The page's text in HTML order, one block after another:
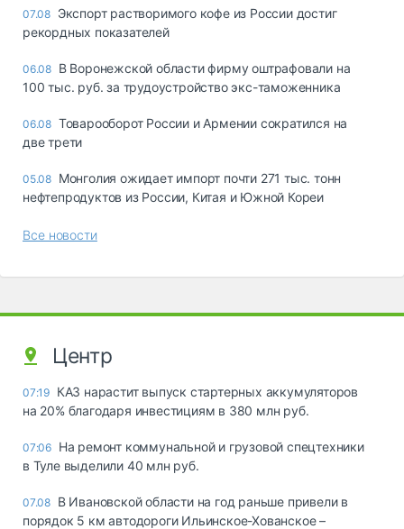
07.08 Экспорт растворимого кофе из России достиг
рекордных показателей
06.08 В Воронежской области фирму оштрафовали на
100 тыс. руб. за трудоустройство экс-таможенника
06.08 Товарооборот России и Армении сократился на
две трети
05.08 Монголия ожидает импорт почти 271 тыс. тонн
нефтепродуктов из России, Китая и Южной Кореи
Все новости
Центр
07:19 КАЗ нарастит выпуск стартерных аккумуляторов
на 20% благодаря инвестициям в 380 млн руб.
07:06 На ремонт коммунальной и грузовой спецтехники
в Туле выделили 40 млн руб.
07.08 В Ивановской области на год раньше привели в
порядок 5 км автодороги Ильинское-Хованское –